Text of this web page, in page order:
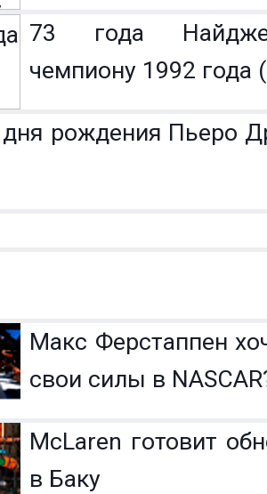
73 года
чемпиону 1992 года
рождения Пьеро
Макс Ферстаппен
свои силы в
McLaren готовит
в Баку